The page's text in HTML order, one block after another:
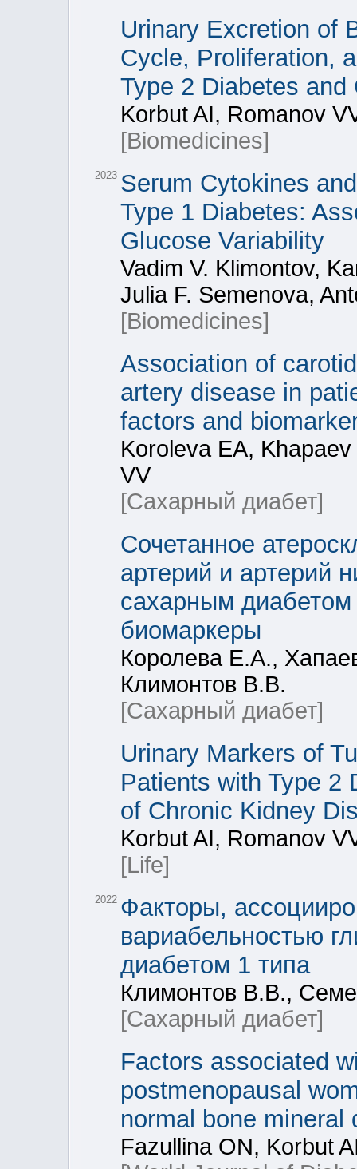
Urinary Excretion of
Cycle, Proliferation,
Type 2 Diabetes
Korbut AI, Romanov
[Biomedicines]
2023 Serum Cytokines
Type 1 Diabetes:
Glucose Variability
Vadim V. Klimontov,
Julia F. Semenova,
[Biomedicines]
Association of
artery disease in
factors and
Koroleva EA,
VV
[Сахарный диабет]
Сочетанное
артерий и артерий
сахарным
биомаркеры
Королева Е.А.,
Климонтов В.В.
[Сахарный диабет]
Urinary Markers of
Patients with Type 2
of Chronic Kidney
Korbut AI, Romanov
[Life]
2022 Факторы,
вариабельностью
диабетом 1 типа
Климонтов В.В.,
[Сахарный диабет]
Factors associated
postmenopausal
normal bone mineral
Fazullina ON, Korbut